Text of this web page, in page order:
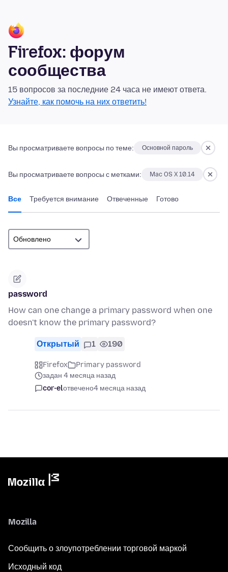
Firefox: форум
сообщества
15 вопросов за последние 24 часа не имеют ответа.
Узнайте, как помочь на них ответить!
Вы просматриваете вопросы по теме: Основной пароль
Вы просматриваете вопросы с метками: Mac OS X 10.14
Все Требуется внимание Отвеченные Готово
password
How can one change a primary password when one
doesn't know the primary password?
Открытый 1 190
Firefox
Primary password
задан 4 месяца назад
cor-elотвечено4 месяца назад
Mozilla
Сообщить о злоупотреблении торговой маркой
Исходный код